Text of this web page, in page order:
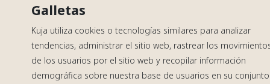
Galletas
Kuja utiliza cookies o tecnologías similares para analizar
tendencias, administrar el sitio web, rastrear los
de los usuarios por el sitio web y recopilar información
demográfica sobre nuestra base de usuarios en su